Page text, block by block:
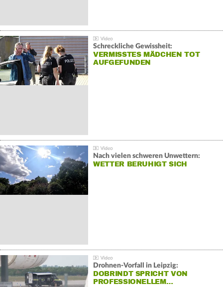
Schreckliche Gewissheit:
VERMISSTES MÄDCHEN TOT
AUFGEFUNDEN
Nach vielen schweren Unwettern:
WETTER BERUHIGT SICH
Drohnen-Vorfall in Leipzig:
DOBRINDT SPRICHT VON
PROFESSIONELLEM…